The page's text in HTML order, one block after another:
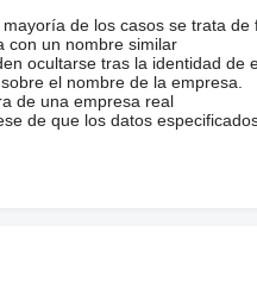
de los casos se trata de
con un nombre similar
ocultarse tras la identidad
el nombre de la empresa.
de una empresa real
de que los datos